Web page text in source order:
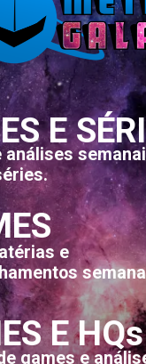
E
análises
e
E HQs
games e